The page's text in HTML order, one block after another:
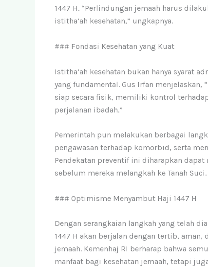
1447 H. “Perlindungan jemaah harus
istitha’ah kesehatan,” ungkapnya.
### Fondasi Kesehatan yang Kuat
Istitha’ah kesehatan bukan hanya syarat
yang fundamental. Gus Irfan
siap secara fisik, memiliki kontrol
perjalanan ibadah.”
Pemerintah pun melakukan berbagai
pengawasan terhadap komorbid, serta
Pendekatan preventif ini diharapkan
sebelum mereka melangkah ke Tanah Suci.
### Optimisme Menyambut Haji 1447 H
Dengan serangkaian langkah yang telah
1447 H akan berjalan dengan tertib,
jemaah. Kemenhaj RI berharap bahwa
manfaat bagi kesehatan jemaah, tetapi